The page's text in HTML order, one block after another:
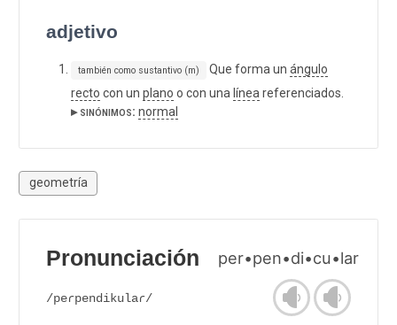
adjetivo
también como sustantivo (m) Que forma un ángulo
recto con un plano o con una línea referenciados.
▸ sinónimos: normal
geometría
Pronunciación per•pen•di•cu•lar
/peɾpendikulaɾ/